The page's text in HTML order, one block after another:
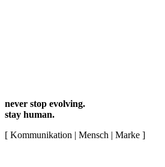
never stop evolving.
stay human.
[ Kommunikation | Mensch | Marke ]